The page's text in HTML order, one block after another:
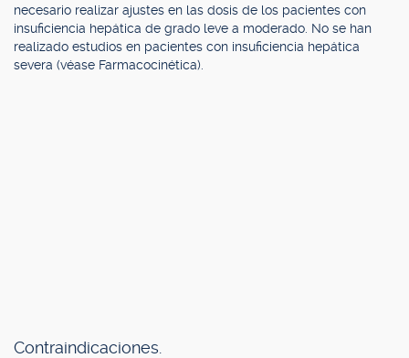
necesario realizar ajustes en las dosis de los pacientes con
insuficiencia hepática de grado leve a moderado. No se han
realizado estudios en pacientes con insuficiencia hepática
severa (véase Farmacocinética).
Contraindicaciones.